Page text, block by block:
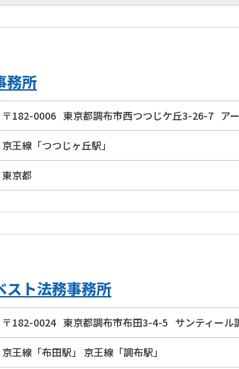
務所
〒182-0006 東京都調布市西つつじケ丘3-26-7 ア
京王線「つつじヶ丘駅」
東京都
スト法務事務所
〒182-0024 東京都調布市布田3-4-5 サンティール
京王線「布田駅」 京王線「調布駅」